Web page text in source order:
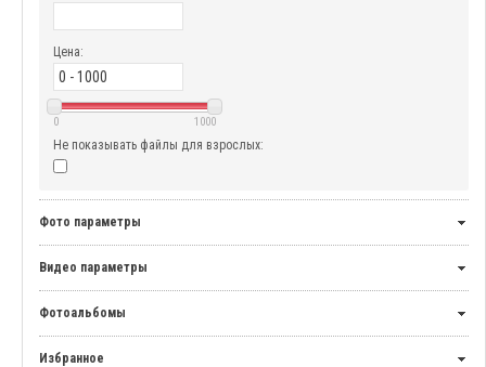
Цена:
0 1000
Не показывать файлы для взрослых:
Фото параметры
Видео параметры
Фотоальбомы
Избранное